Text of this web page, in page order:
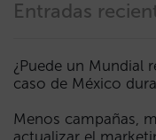
Entradas
¿Puede un Mundial
caso de México
Menos campañas,